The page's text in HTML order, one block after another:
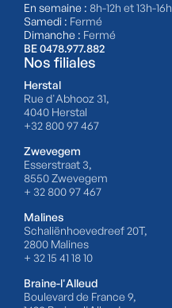
En semaine : 8h-12h et 13h-16h
Samedi : Fermé
Dimanche : Fermé
BE 0478.977.882
Nos filiales
Herstal
Rue d'Abhooz 31,
4040 Herstal
+32 800 97 467
Zwevegem
Esserstraat 3,
8550 Zwevegem
+ 32 800 97 467
Malines
Schaliënhoevedreef 20T,
2800 Malines
+ 32 15 41 18 10
Braine-l'Alleud
Boulevard de France 9,